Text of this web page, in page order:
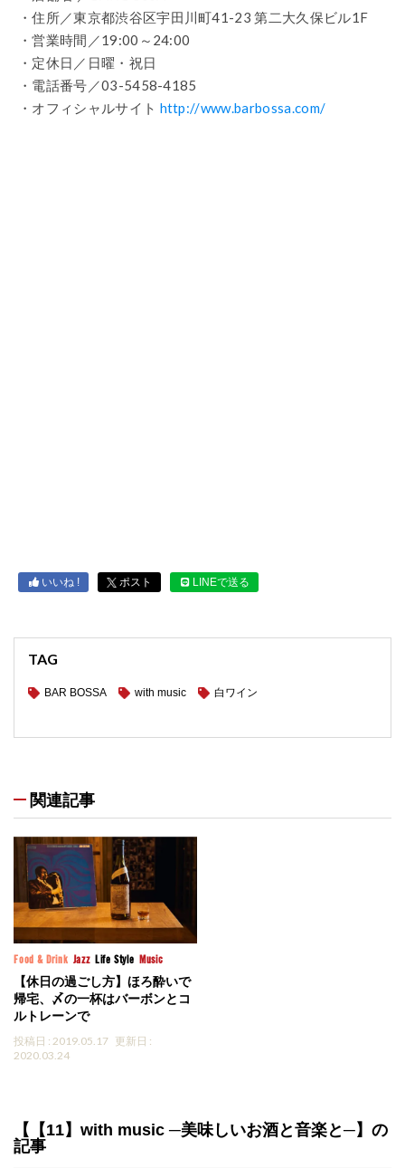
・住所／東京都渋谷区宇田川町41-23 第二大久保ビル1F
・営業時間／19:00～24:00
・定休日／日曜・祝日
・電話番号／03-5458-4185
・オフィシャルサイト http://www.barbossa.com/
いいね ! ポスト LINEで送る
TAG
BAR BOSSA with music 白ワイン
関連記事
Food & Drink Jazz Life Style Music
【休日の過ごし方】ほろ酔いで
帰宅、〆の一杯はバーボンとコ
ルトレーンで
投稿日 : 2019.05.17 更新日 :
2020.03.24
【【11】with music ─美味しいお酒と音楽と─】の
記事